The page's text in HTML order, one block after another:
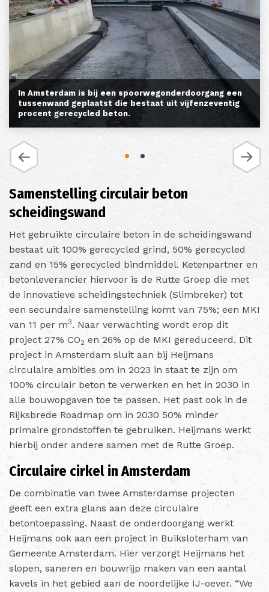
In Amsterdam is bij een spoorwegonderdoorgang een
tussenwand geplaatst die bestaat uit vijfenzeventig
procent gerecycled beton.
Samenstelling circulair beton
scheidingswand
Het gebruikte circulaire beton in de scheidingswand
bestaat uit 100% gerecycled grind, 50% gerecycled
zand en 15% gerecycled bindmiddel. Ketenpartner en
betonleverancier hiervoor is de Rutte Groep die met
de innovatieve scheidingstechniek (Slimbreker) tot
een secundaire samenstelling komt van 75%; een MKI
van 11 per m3. Naar verwachting wordt erop dit
project 27% CO2 en 26% op de MKI gereduceerd. Dit
project in Amsterdam sluit aan bij Heijmans
circulaire ambities om in 2023 in staat te zijn om
100% circulair beton te verwerken en het in 2030 in
alle bouwopgaven toe te passen. Het past ook in de
Rijksbrede Roadmap om in 2030 50% minder
primaire grondstoffen te gebruiken. Heijmans werkt
hierbij onder andere samen met de Rutte Groep.
Circulaire cirkel in Amsterdam
De combinatie van twee Amsterdamse projecten
geeft een extra glans aan deze circulaire
betontoepassing. Naast de onderdoorgang werkt
Heijmans ook aan een project in Buiksloterham van
Gemeente Amsterdam. Hier verzorgt Heijmans het
slopen, saneren en bouwrijp maken van een aantal
kavels in het gebied aan de noordelijke IJ-oever. “We